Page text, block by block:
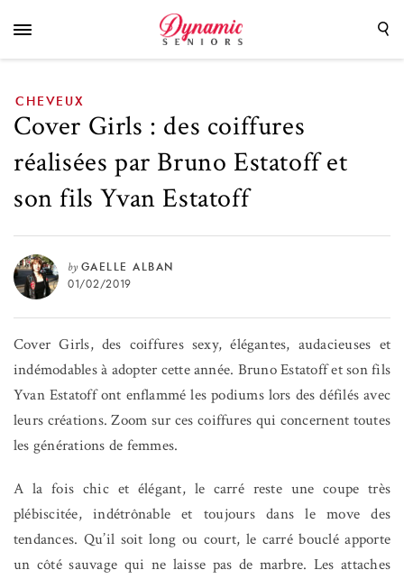
Estatoff et son fils Yvan Estatoff
CHEVEUX
Cover Girls : des coiffures
réalisées par Bruno Estatoff et
son fils Yvan Estatoff
by GAELLE ALBAN
01/02/2019
Cover Girls, des coiffures sexy, élégantes, audacieuses et
indémodables à adopter cette année. Bruno Estatoff et son fils
Yvan Estatoff ont enflammé les podiums lors des défilés avec
leurs créations. Zoom sur ces coiffures qui concernent toutes
les générations de femmes.
A la fois chic et élégant, le carré reste une coupe très
plébiscitée, indétrônable et toujours dans le move des
tendances. Qu’il soit long ou court, le carré bouclé apporte
un côté sauvage qui ne laisse pas de marbre. Les attaches